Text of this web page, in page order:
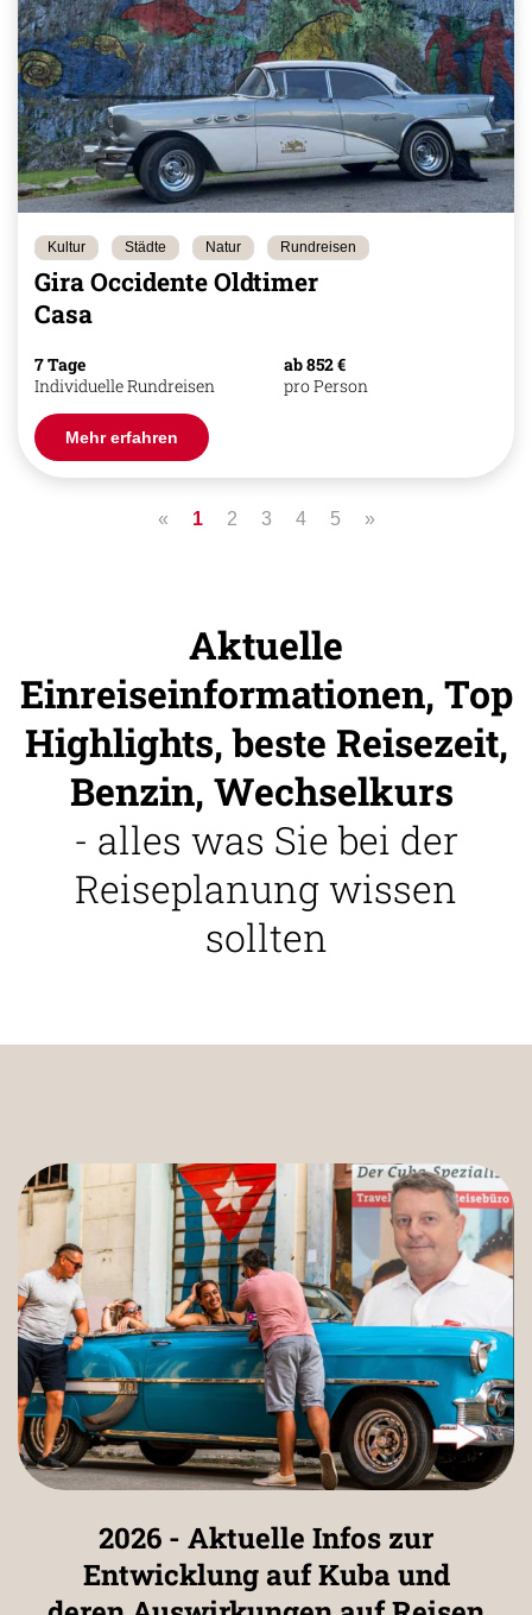
Kultur Städte Natur Rundreisen
Gira Occidente Oldtimer
Casa
7 Tage
Individuelle Rundreisen
ab 852 €
pro Person
Mehr erfahren
« 1 2 3 4 5 »
Aktuelle
Einreiseinformationen, Top
Highlights, beste Reisezeit,
Benzin, Wechselkurs
- alles was Sie bei der
Reiseplanung wissen
sollten
2026 - Aktuelle Infos zur
Entwicklung auf Kuba und